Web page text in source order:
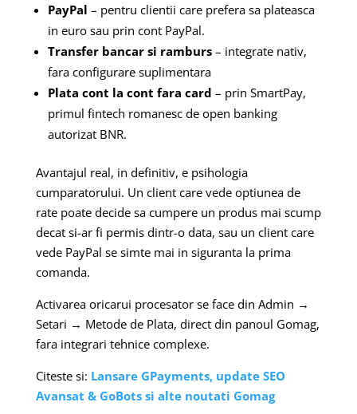
PayPal – pentru clientii care prefera sa plateasca
in euro sau prin cont PayPal.
Transfer bancar si ramburs – integrate nativ,
fara configurare suplimentara
Plata cont la cont fara card – prin SmartPay,
primul fintech romanesc de open banking
autorizat BNR.
Avantajul real, in definitiv, e psihologia
cumparatorului. Un client care vede optiunea de
rate poate decide sa cumpere un produs mai scump
decat si-ar fi permis dintr-o data, sau un client care
vede PayPal se simte mai in siguranta la prima
comanda.
Activarea oricarui procesator se face din Admin →
Setari → Metode de Plata, direct din panoul Gomag,
fara integrari tehnice complexe.
Citeste si: Lansare GPayments, update SEO
Avansat & GoBots si alte noutati Gomag